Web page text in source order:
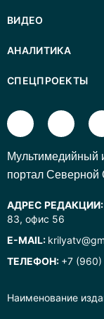
Наименование
ВИДЕО
АНАЛИТИКА
СПЕЦПРОЕКТЫ
Mультимедийный
портал Северной
АДРЕС РЕДАКЦИИ:
83, офис 56
E-MAIL:
ТЕЛЕФОН: +7